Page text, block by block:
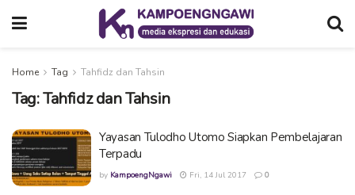
Home Tag Tahfidz dan Tahsin
Tag:Tahfidz dan Tahsin
Yayasan Tulodho Utomo Siapkan Pembelajaran
Terpadu
by KampoengNgawi Fri, 14 Jul 2017 0